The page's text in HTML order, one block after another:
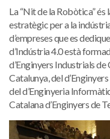
La “Nit de la Robòtica”
estratègic per a la
d’empreses que es
d’Indústria 4.0 està
d’Enginyers Industrials
Catalunya, del
del d’Enginyeria
Catalana d’Enginyers de